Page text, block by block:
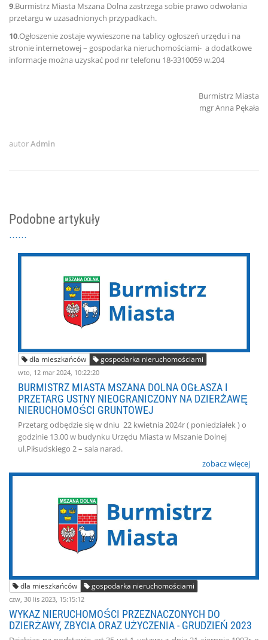
9.Burmistrz Miasta Mszana Dolna zastrzega sobie prawo odwołania
przetargu w uzasadnionych przypadkach.
10.Ogłoszenie zostaje wywieszone na tablicy ogłoszeń urzędu i na
stronie internetowej – gospodarka nieruchomościami- a dodatkowe
informacje można uzyskać pod nr telefonu 18-3310059 w.204
Burmistrz Miasta
mgr Anna Pękała
autorAdmin
Podobne artykuły
dla mieszkańców gospodarka nieruchomościami
wto, 12 mar 2024, 10:22:20
BURMISTRZ MIASTA MSZANA DOLNA OGŁASZA I
PRZETARG USTNY NIEOGRANICZONY NA DZIERŻAWĘ
NIERUCHOMOŚCI GRUNTOWEJ
Przetarg odbędzie się w dniu 22 kwietnia 2024r ( poniedziałek ) o
godzinie 13.00 w budynku Urzędu Miasta w Mszanie Dolnej
ul.Piłsudskiego 2 – sala narad.
zobacz więcej
dla mieszkańców gospodarka nieruchomościami
czw, 30 lis 2023, 15:15:12
WYKAZ NIERUCHOMOŚCI PRZEZNACZONYCH DO
DZIERŻAWY, ZBYCIA ORAZ UŻYCZENIA - GRUDZIEŃ 2023